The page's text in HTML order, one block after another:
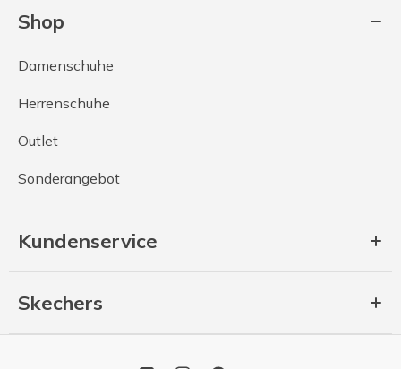
Shop
Damenschuhe
Herrenschuhe
Outlet
Sonderangebot
Kundenservice
Skechers